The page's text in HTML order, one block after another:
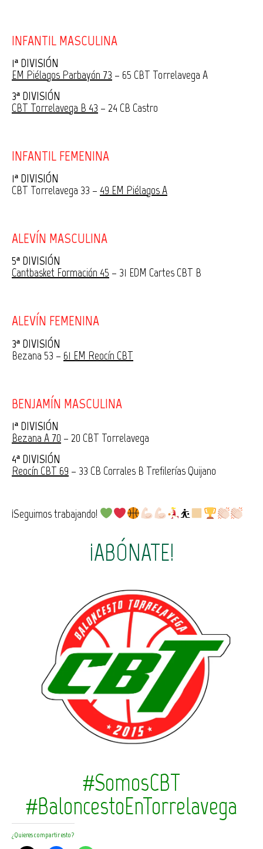
INFANTIL MASCULINA
1ª DIVISIÓN
EM Piélagos Parbayón 73 – 65 CBT Torrelavega A
3ª DIVISIÓN
CBT Torrelavega B 43 – 24 CB Castro
INFANTIL FEMENINA
1ª DIVISIÓN
CBT Torrelavega 33 – 49 EM Piélagos A
ALEVÍN MASCULINA
5ª DIVISIÓN
Cantbasket Formación 45 – 31 EDM Cartes CBT B
ALEVÍN FEMENINA
3ª DIVISIÓN
Bezana 53 – 61 EM Reocín CBT
BENJAMÍN MASCULINA
1ª DIVISIÓN
Bezana A 70 – 20 CBT Torrelavega
4ª DIVISIÓN
Reocín CBT 69 – 33 CB Corrales B Trefilerías Quijano
¡Seguimos trabajando! ⛹
¡ABÓNATE!
#SomosCBT
#BaloncestoEnTorrelavega
¿Quieres compartir esto?